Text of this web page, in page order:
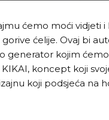
ćemo moći vidjeti
ćelije. Ovaj bi
generator kojim
koncept koji
koji podsjeća na